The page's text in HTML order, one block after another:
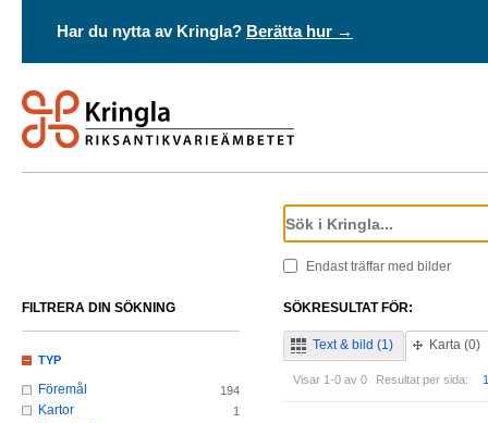
Har du nytta av Kringla? Berätta hur →
Endast träffar med bilder
SÖKRESULTAT FÖR:
Text & bild (1) Karta (0)
Visar 1-0 av 0 Resultat per sida:
FILTRERA DIN SÖKNING
TYP
Föremål 194
Kartor 1